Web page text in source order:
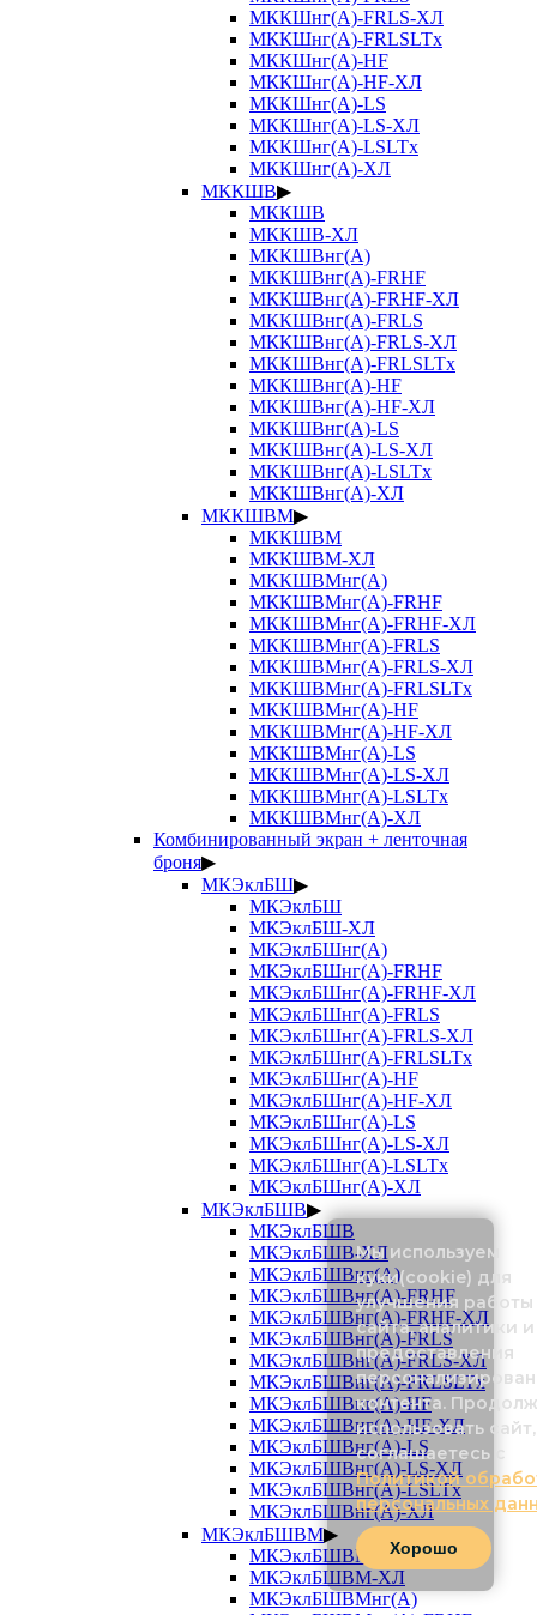
МККШнг(А)-FRLS-ХЛ
МККШнг(А)-FRLSLTx
МККШнг(А)-HF
МККШнг(А)-HF-ХЛ
МККШнг(А)-LS
МККШнг(А)-LS-ХЛ
МККШнг(А)-LSLTx
МККШнг(А)-ХЛ
МККШВ▶
МККШВ
МККШВ-ХЛ
МККШВнг(А)
МККШВнг(А)-FRHF
МККШВнг(А)-FRHF-ХЛ
МККШВнг(А)-FRLS
МККШВнг(А)-FRLS-ХЛ
МККШВнг(А)-FRLSLTx
МККШВнг(А)-HF
МККШВнг(А)-HF-ХЛ
МККШВнг(А)-LS
МККШВнг(А)-LS-ХЛ
МККШВнг(А)-LSLTx
МККШВнг(А)-ХЛ
МККШВМ▶
МККШВМ
МККШВМ-ХЛ
МККШВМнг(А)
МККШВМнг(А)-FRHF
МККШВМнг(А)-FRHF-ХЛ
МККШВМнг(А)-FRLS
МККШВМнг(А)-FRLS-ХЛ
МККШВМнг(А)-FRLSLTx
МККШВМнг(А)-HF
МККШВМнг(А)-HF-ХЛ
МККШВМнг(А)-LS
МККШВМнг(А)-LS-ХЛ
МККШВМнг(А)-LSLTx
МККШВМнг(А)-ХЛ
Комбинированный экран + ленточная
броня▶
МКЭклБШ▶
МКЭклБШ
МКЭклБШ-ХЛ
МКЭклБШнг(А)
МКЭклБШнг(А)-FRHF
МКЭклБШнг(А)-FRHF-ХЛ
МКЭклБШнг(А)-FRLS
МКЭклБШнг(А)-FRLS-ХЛ
МКЭклБШнг(А)-FRLSLTx
МКЭклБШнг(А)-HF
МКЭклБШнг(А)-HF-ХЛ
МКЭклБШнг(А)-LS
МКЭклБШнг(А)-LS-ХЛ
МКЭклБШнг(А)-LSLTx
МКЭклБШнг(А)-ХЛ
МКЭклБШВ▶
МКЭклБШВ
МКЭклБШВ-ХЛ
МКЭклБШВнг(А)
МКЭклБШВнг(А)-FRHF
МКЭклБШВнг(А)-FRHF-ХЛ
МКЭклБШВнг(А)-FRLS
МКЭклБШВнг(А)-FRLS-ХЛ
МКЭклБШВнг(А)-FRLSLTx
МКЭклБШВнг(А)-HF
МКЭклБШВнг(А)-HF-ХЛ
МКЭклБШВнг(А)-LS
МКЭклБШВнг(А)-LS-ХЛ
МКЭклБШВнг(А)-LSLTx
МКЭклБШВнг(А)-ХЛ
МКЭклБШВМ▶
МКЭклБШВМ
МКЭклБШВМ-ХЛ
МКЭклБШВМнг(А)
Мы используем
куки(cookie) для
улучшения работы
сайта, аналитики и
предоставления
контента.
использовать
соглашаетесь с
Политикой
персональных
Хорошо